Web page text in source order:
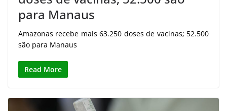
para Manaus
Amazonas recebe mais 63.250 doses de vacinas; 52.500
são para Manaus
Read More